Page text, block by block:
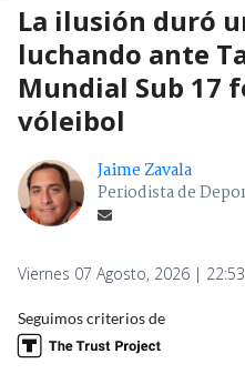
La ilusión duró
luchando ante
Mundial Sub 17
vóleibol
Jaime Zavala
Periodista de
Viernes 07 Agosto, 2026 | 22:53
Seguimos criterios de